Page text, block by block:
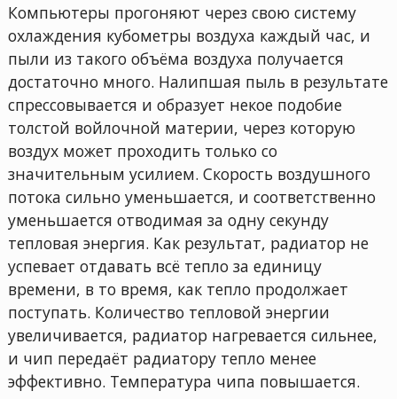
Компьютеры прогоняют через свою систему
охлаждения кубометры воздуха каждый час, и
пыли из такого объёма воздуха получается
достаточно много. Налипшая пыль в результате
спрессовывается и образует некое подобие
толстой войлочной материи, через которую
воздух может проходить только со
значительным усилием. Скорость воздушного
потока сильно уменьшается, и соответственно
уменьшается отводимая за одну секунду
тепловая энергия. Как результат, радиатор не
успевает отдавать всё тепло за единицу
времени, в то время, как тепло продолжает
поступать. Количество тепловой энергии
увеличивается, радиатор нагревается сильнее,
и чип передаёт радиатору тепло менее
эффективно. Температура чипа повышается.